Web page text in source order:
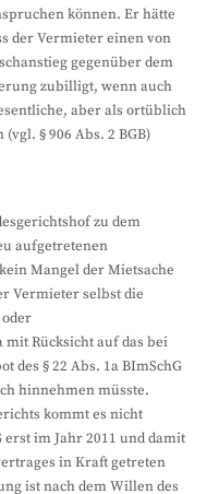
können. Er hätte
der Vermieter einen von
gegenüber dem
zubilligt, wenn auch
aber als ortüblich
§ 906 Abs. 2 BGB)
zu dem
aufgetretenen
Mangel der Mietsache
Vermieter selbst die
mit Rücksicht auf das bei
des § 22 Abs. 1a BImSchG
hinnehmen müsste.
kommt es nicht
erst im Jahr 2011 und damit
in Kraft getreten
ist nach dem Willen des